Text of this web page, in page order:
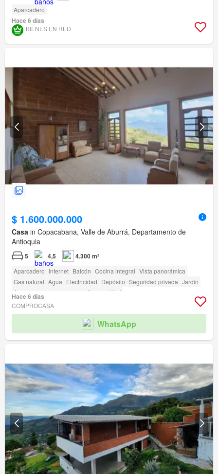
Aparcadero
Hace 6 días
BIENES EN RED
$ 1.600.000.000
Casa in Copacabana, Valle de Aburrá, Departamento de
Antioquia
5 4,5 4.300 m²
Aparcadero Internet Balcón Cocina integral Vista panorámica
Gas natural Agua Electricidad Depósito Seguridad privada Jardín
Acceso para personas con discapacidad
Hace 6 días
COMPROCASA
WhatsApp